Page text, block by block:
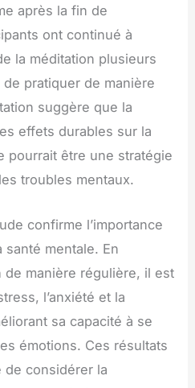
après la fin de
ont continué à
la méditation plusieurs
pratiquer de manière
suggère que la
effets durables sur la
pourrait être une stratégie
troubles mentaux.
confirme l’importance
santé mentale. En
de manière régulière, il est
l’anxiété et la
sa capacité à se
émotions. Ces résultats
de considérer la